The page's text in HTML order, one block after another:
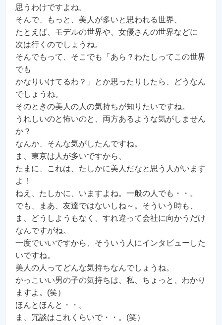
思うわけですよね。
そんで、もっと、美人が多いと思われる世界、
たとえば、モデルの世界や、女優さんの世界などに
次は行くのでしょうね。
そんでもって、そこでも「あら？わたしってこの世界
でも
かなりいけてるわ？」とか思ったりしたら、どうなん
でしょうね。
そのときの美人の人の気持ちが知りたいですね。
うれしいのと怖いのと、両方あるような気がしません
か？
なんか、そんな気がしたんですね。
ま、東京は人が多いですから、
たまに、これは、たしかに美人だなと思う人がいます
よ！
ねえ、たしかに、いますよね。一般の人でも・・。
でも、まあ、友達ではないしね～。そういう時も、
ま、どうしようもなく、すれ違って会社に向かうだけ
なんですがね。
一度でいいですから、そういう人にインタビューした
いですね。
美人の人ってどんな気持ちなんでしょうね。
かっこいい男の子の気持ちは、私、ちょっと、わかり
ますよ。(笑）
ほんとほんと・・。
ま、冗談はこれくらいで・・。(笑）